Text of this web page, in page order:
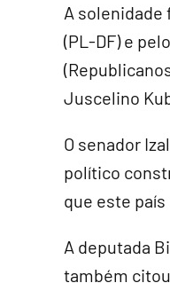
A solenidade
(PL-DF) e
Juscelino
O senador
político
que este
A deputada
também